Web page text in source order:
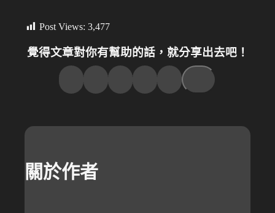
Post Views: 3,477
覺得文章對你有幫助的話，就分享出去吧！
關於作者